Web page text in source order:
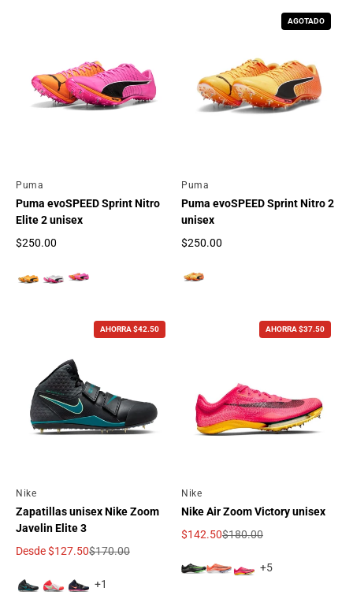
Por
Puma
Puma evoSPEED Sprint Nitro
Elite 2 unisex
$250.00
AGOTADO
Por
Puma
Puma evoSPEED Sprint Nitro 2
unisex
$250.00
AHORRA $42.50
Por
Nike
Zapatillas unisex Nike Zoom
Javelin Elite 3
Desde$127.50$170.00
+1
AHORRA $37.50
Por
Nike
Nike Air Zoom Victory unisex
$142.50$180.00
+5